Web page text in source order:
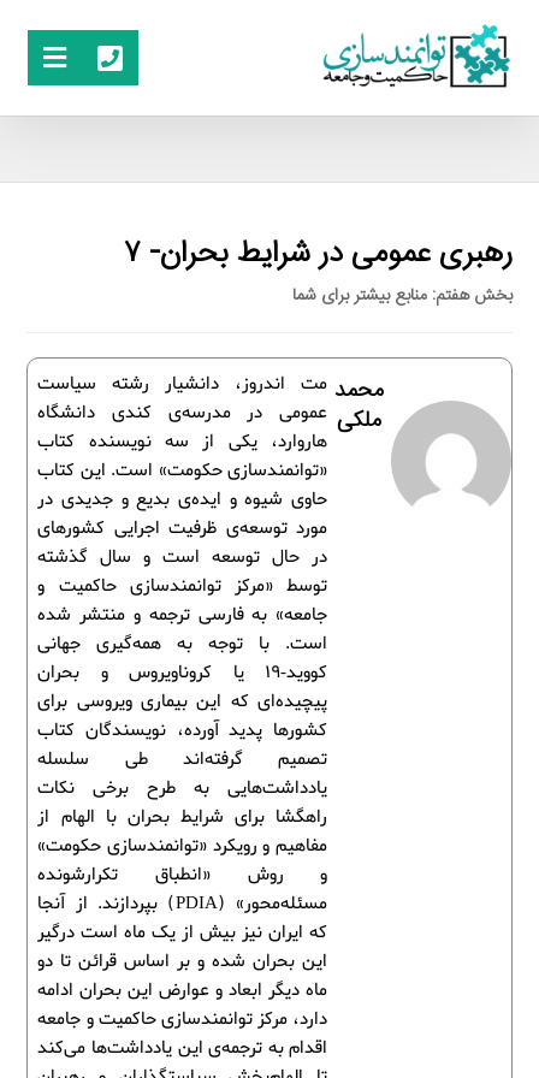
رهبری عمومی در شرایط بحران- ۷
بخش هفتم: منابع بیشتر برای شما
مت اندروز، دانشیار رشته سیاست
عمومی در مدرسه‌ی کندی دانشگاه
هاروارد، یکی از سه نویسنده کتاب
«توانمندسازی حکومت» است. این کتاب
حاوی شیوه و ایده‌ی بدیع و جدیدی در
مورد توسعه‌ی ظرفیت اجرایی کشورهای
در حال توسعه است و سال گذشته
توسط «مرکز توانمندسازی حاکمیت و
جامعه» به فارسی ترجمه و منتشر شده
است. با توجه به همه‌گیری جهانی
کووید-19 یا کروناویروس و بحران
پیچیده‌ای که این بیماری ویروسی برای
کشورها پدید آورده، نویسندگان کتاب
تصمیم گرفته‌اند طی سلسله
یادداشت‌هایی به طرح برخی نکات
راهگشا برای شرایط بحران با الهام از
مفاهیم و رویکرد «توانمندسازی حکومت»
و روش «انطباق تکرارشونده
مسئله‌محور» (PDIA) بپردازند. از آنجا
که ایران نیز بیش از یک ماه است درگیر
این بحران شده و بر اساس قرائن تا دو
ماه دیگر ابعاد و عوارض این بحران ادامه
دارد، مرکز توانمندسازی حاکمیت و جامعه
اقدام به ترجمه‌ی این یادداشت‌ها می‌کند
محمد
ملکی